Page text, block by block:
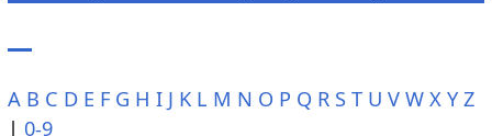
A B C D E F G H I J K L M N O P Q R S T U V W X Y Z
| 0-9